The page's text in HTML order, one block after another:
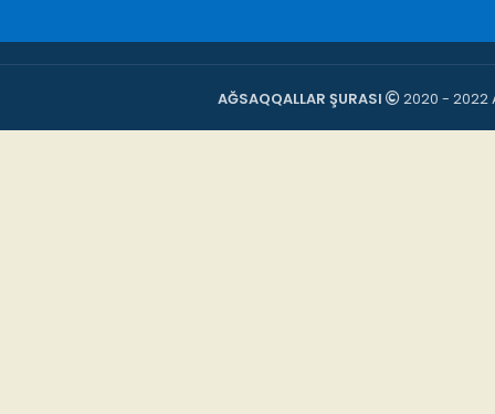
AĞSAQQALLAR ŞURASI 2020 - 2022